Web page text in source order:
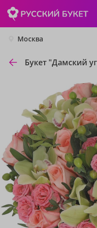
Москва
Букет "Дамский